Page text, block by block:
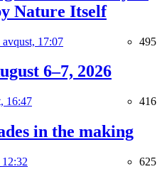
Nature Itself
avqust, 17:07 495
6–7, 2026
16:47 416
in the making
625